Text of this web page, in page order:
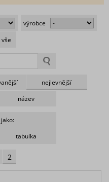
výrobce
nejlevnější
název
tabulka
2